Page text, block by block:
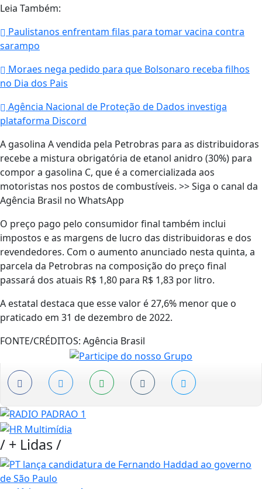
Leia Também:
Paulistanos enfrentam filas para tomar vacina contra
sarampo
Moraes nega pedido para que Bolsonaro receba filhos
no Dia dos Pais
Agência Nacional de Proteção de Dados investiga
plataforma Discord
A gasolina A vendida pela Petrobras para as distribuidoras
recebe a mistura obrigatória de etanol anidro (30%) para
compor a gasolina C, que é a comercializada aos
motoristas nos postos de combustíveis. >> Siga o canal da
Agência Brasil no WhatsApp
O preço pago pelo consumidor final também inclui
impostos e as margens de lucro das distribuidoras e dos
revendedores. Com o aumento anunciado nesta quinta, a
parcela da Petrobras na composição do preço final
passará dos atuais R$ 1,80 para R$ 1,83 por litro.
A estatal destaca que esse valor é 27,6% menor que o
praticado em 31 de dezembro de 2022.
FONTE/CRÉDITOS: Agência Brasil
/ + Lidas/